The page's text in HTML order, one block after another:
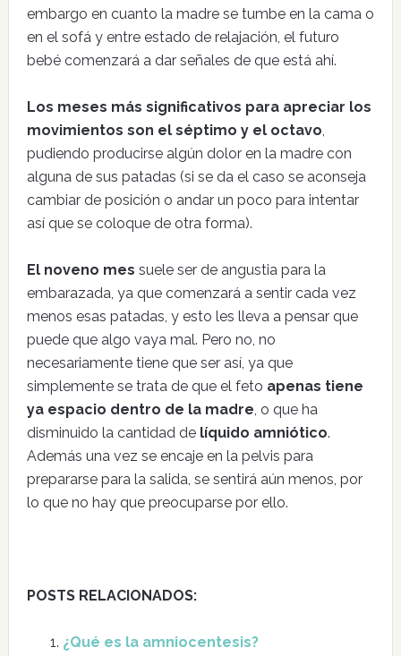
embargo en cuanto la madre se tumbe en la cama o
en el sofá y entre estado de relajación, el futuro
bebé comenzará a dar señales de que está ahí.
Los meses más significativos para apreciar los
movimientos son el séptimo y el octavo,
pudiendo producirse algún dolor en la madre con
alguna de sus patadas (si se da el caso se aconseja
cambiar de posición o andar un poco para intentar
así que se coloque de otra forma).
El noveno mes suele ser de angustia para la
embarazada, ya que comenzará a sentir cada vez
menos esas patadas, y esto les lleva a pensar que
puede que algo vaya mal. Pero no, no
necesariamente tiene que ser así, ya que
simplemente se trata de que el feto apenas tiene
ya espacio dentro de la madre, o que ha
disminuido la cantidad de líquido amniótico.
Además una vez se encaje en la pelvis para
prepararse para la salida, se sentirá aún menos, por
lo que no hay que preocuparse por ello.
POSTS RELACIONADOS:
¿Qué es la amniocentesis?